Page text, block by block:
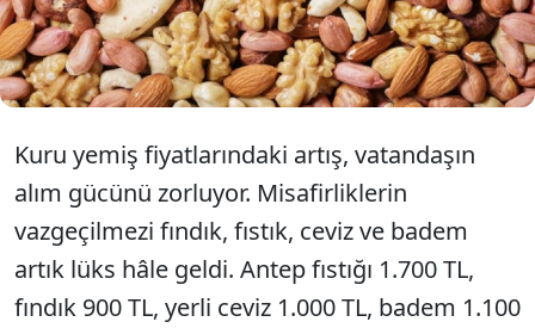
destek talep ediyor.
Kuru yemiş fiyatlarındaki artış, vatandaşın
alım gücünü zorluyor. Misafirliklerin
vazgeçilmezi fındık, fıstık, ceviz ve badem
artık lüks hâle geldi. Antep fıstığı 1.700 TL,
fındık 900 TL, yerli ceviz 1.000 TL, badem 1.100